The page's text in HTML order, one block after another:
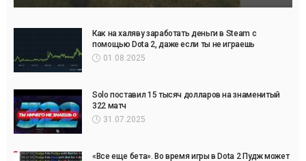
Как на халяву заработать деньги в Steam с
помощью Dota 2, даже если ты не играешь
01.08.2025
Solo поставил 15 тысяч долларов на знаменитый
322 матч
31.07.2025
«Все еще бета». Во время игры в Dota 2 Пудж может